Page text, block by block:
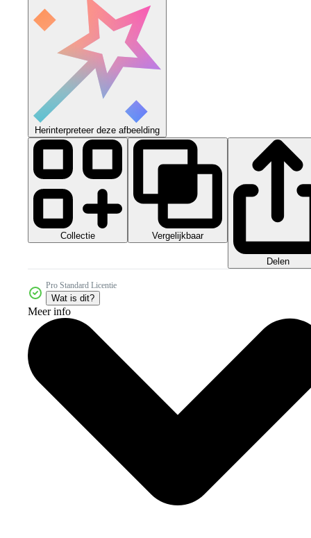
Herinterpreteer deze afbeelding
Collectie Vergelijkbaar
Delen
Pro Standard Licentie
Wat is dit?
Meer info